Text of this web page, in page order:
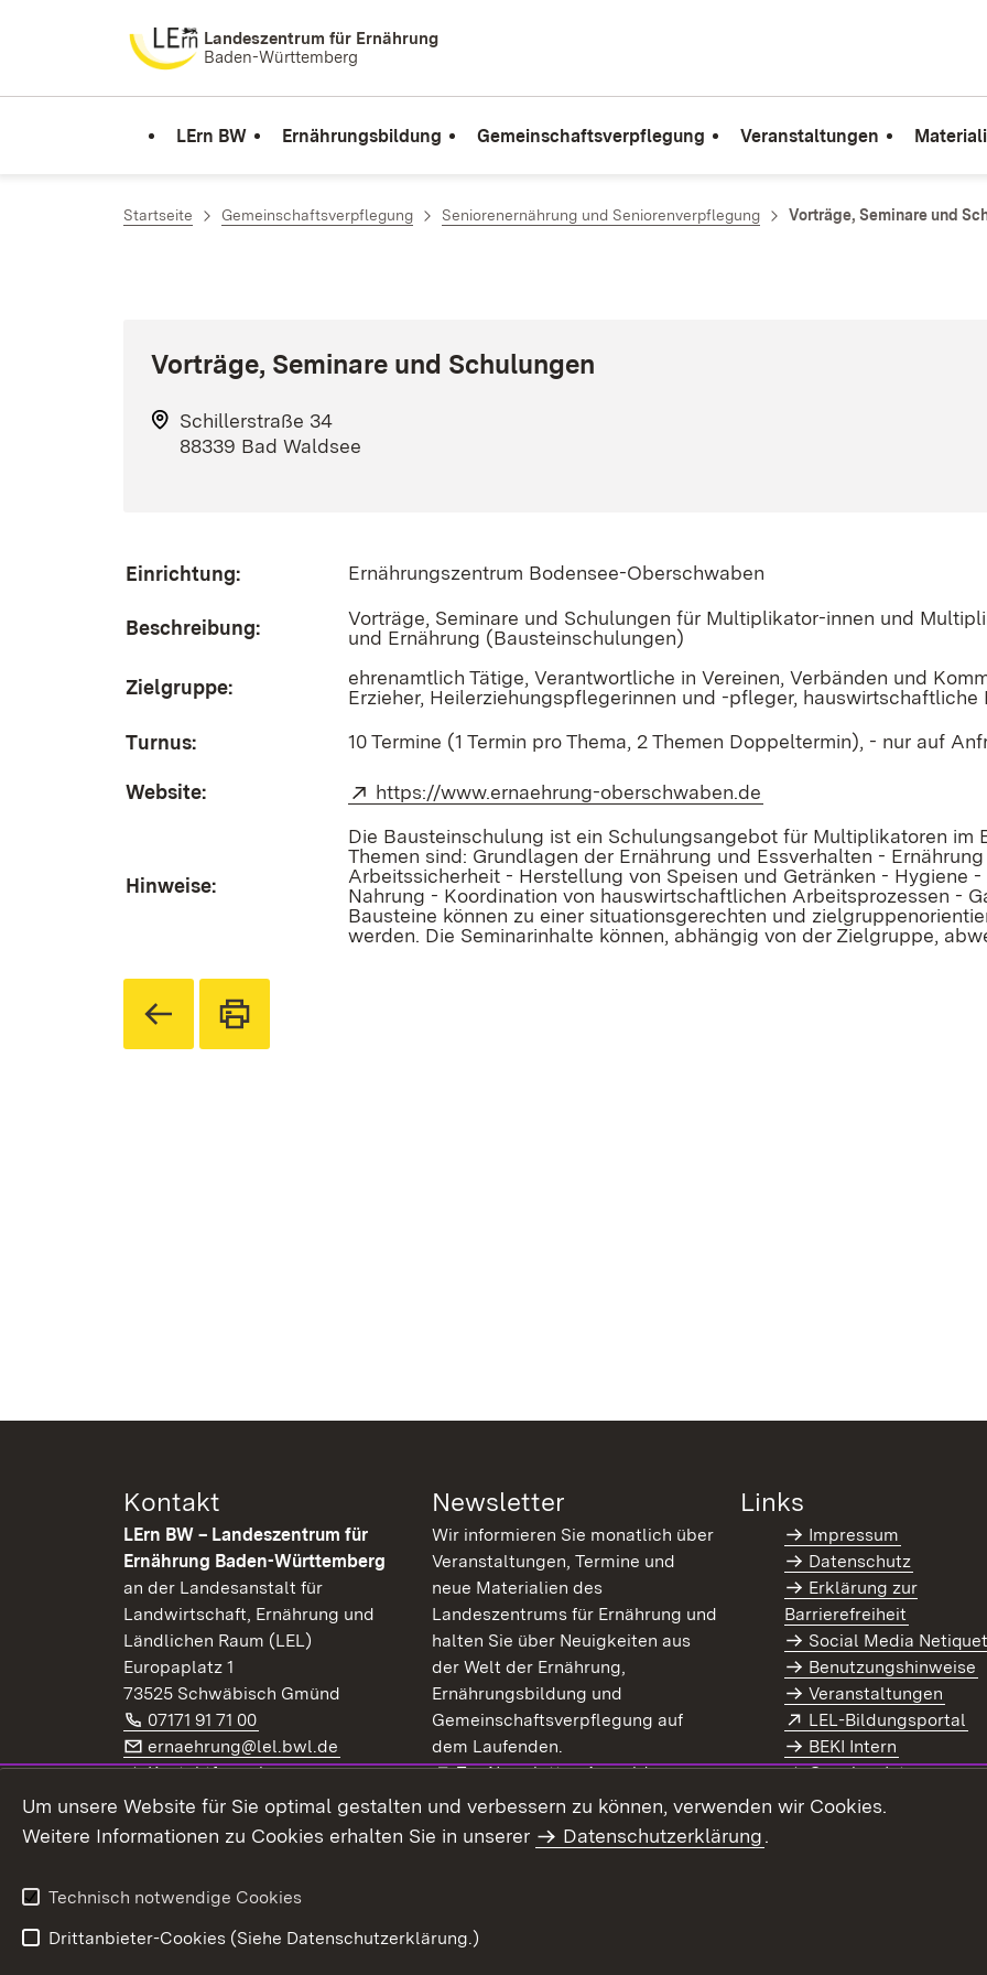
Zum Inhalt springenLandeszentrum für Ernährung
Baden-Württemberg
LErn BW Ernährungsbildung Gemeinschaftsverpflegung Veranstaltungen
Startseite Gemeinschaftsverpflegung Seniorenernährung und Seniorenverpflegung Vorträge, Seminare und
Vorträge, Seminare und Schulungen
Schillerstraße 34
88339 Bad Waldsee
Einrichtung: Ernährungszentrum Bodensee-Oberschwaben
Beschreibung:
Vorträge, Seminare und Schulungen für Multiplikator-innen und
und Ernährung (Bausteinschulungen)
Zielgruppe:
ehrenamtlich Tätige, Verantwortliche in Vereinen, Verbänden und
Erzieher, Heilerziehungspflegerinnen und -pfleger, hauswirtschaftliche
Turnus:
10 Termine (1 Termin pro Thema, 2 Themen Doppeltermin), - nur auf
Website: Extern:
https://www.ernaehrung-oberschwaben.de
Hinweise:
Die Bausteinschulung ist ein Schulungsangebot für Multiplikatoren im
Themen sind: Grundlagen der Ernährung und Essverhalten -
Arbeitssicherheit - Herstellung von Speisen und Getränken - Hygiene
Nahrung - Koordination von hauswirtschaftlichen Arbeitsprozessen -
Bausteine können zu einer situationsgerechten und
werden. Die Seminarinhalte können, abhängig von der Zielgruppe,
Kontakt
LErn BW – Landeszentrum für
Ernährung Baden-Württemberg
an der Landesanstalt für
Landwirtschaft, Ernährung und
Ländlichen Raum (LEL)
Europaplatz 1
73525 Schwäbisch Gmünd
Telefon:
07171 91 71 00 (Öffnet in neuem Fenster)
E-Mail:
ernaehrung@lel.bwl.de (Öffnet in neuem Fenster)
Kontaktformular
Extern:
LinkedIn (Öffnet in neuem Fenster)
Newsletter
Wir informieren Sie monatlich über
Veranstaltungen, Termine und
neue Materialien des
Landeszentrums für Ernährung und
halten Sie über Neuigkeiten aus
der Welt der Ernährung,
Ernährungsbildung und
Gemeinschaftsverpflegung auf
dem Laufenden.
Extern:
Zur Newsletter-Anmeldung(Öffnet in neuem Fenster)
Newsletter-Archiv
Links
Impressum
Datenschutz
Erklärung zur
Barrierefreiheit
Social Media
Benutzungshinweise
Veranstaltungen
Extern:
LEL-Bildungsportal
BEKI Intern
Coaches Intern
Intranet
Um unsere Website für Sie optimal gestalten und verbessern zu können, verwenden wir Cookies.
Weitere Informationen zu Cookies erhalten Sie in unserer
Datenschutzerklärung.
Technisch notwendige Cookies
Drittanbieter-Cookies (Siehe Datenschutzerklärung.)